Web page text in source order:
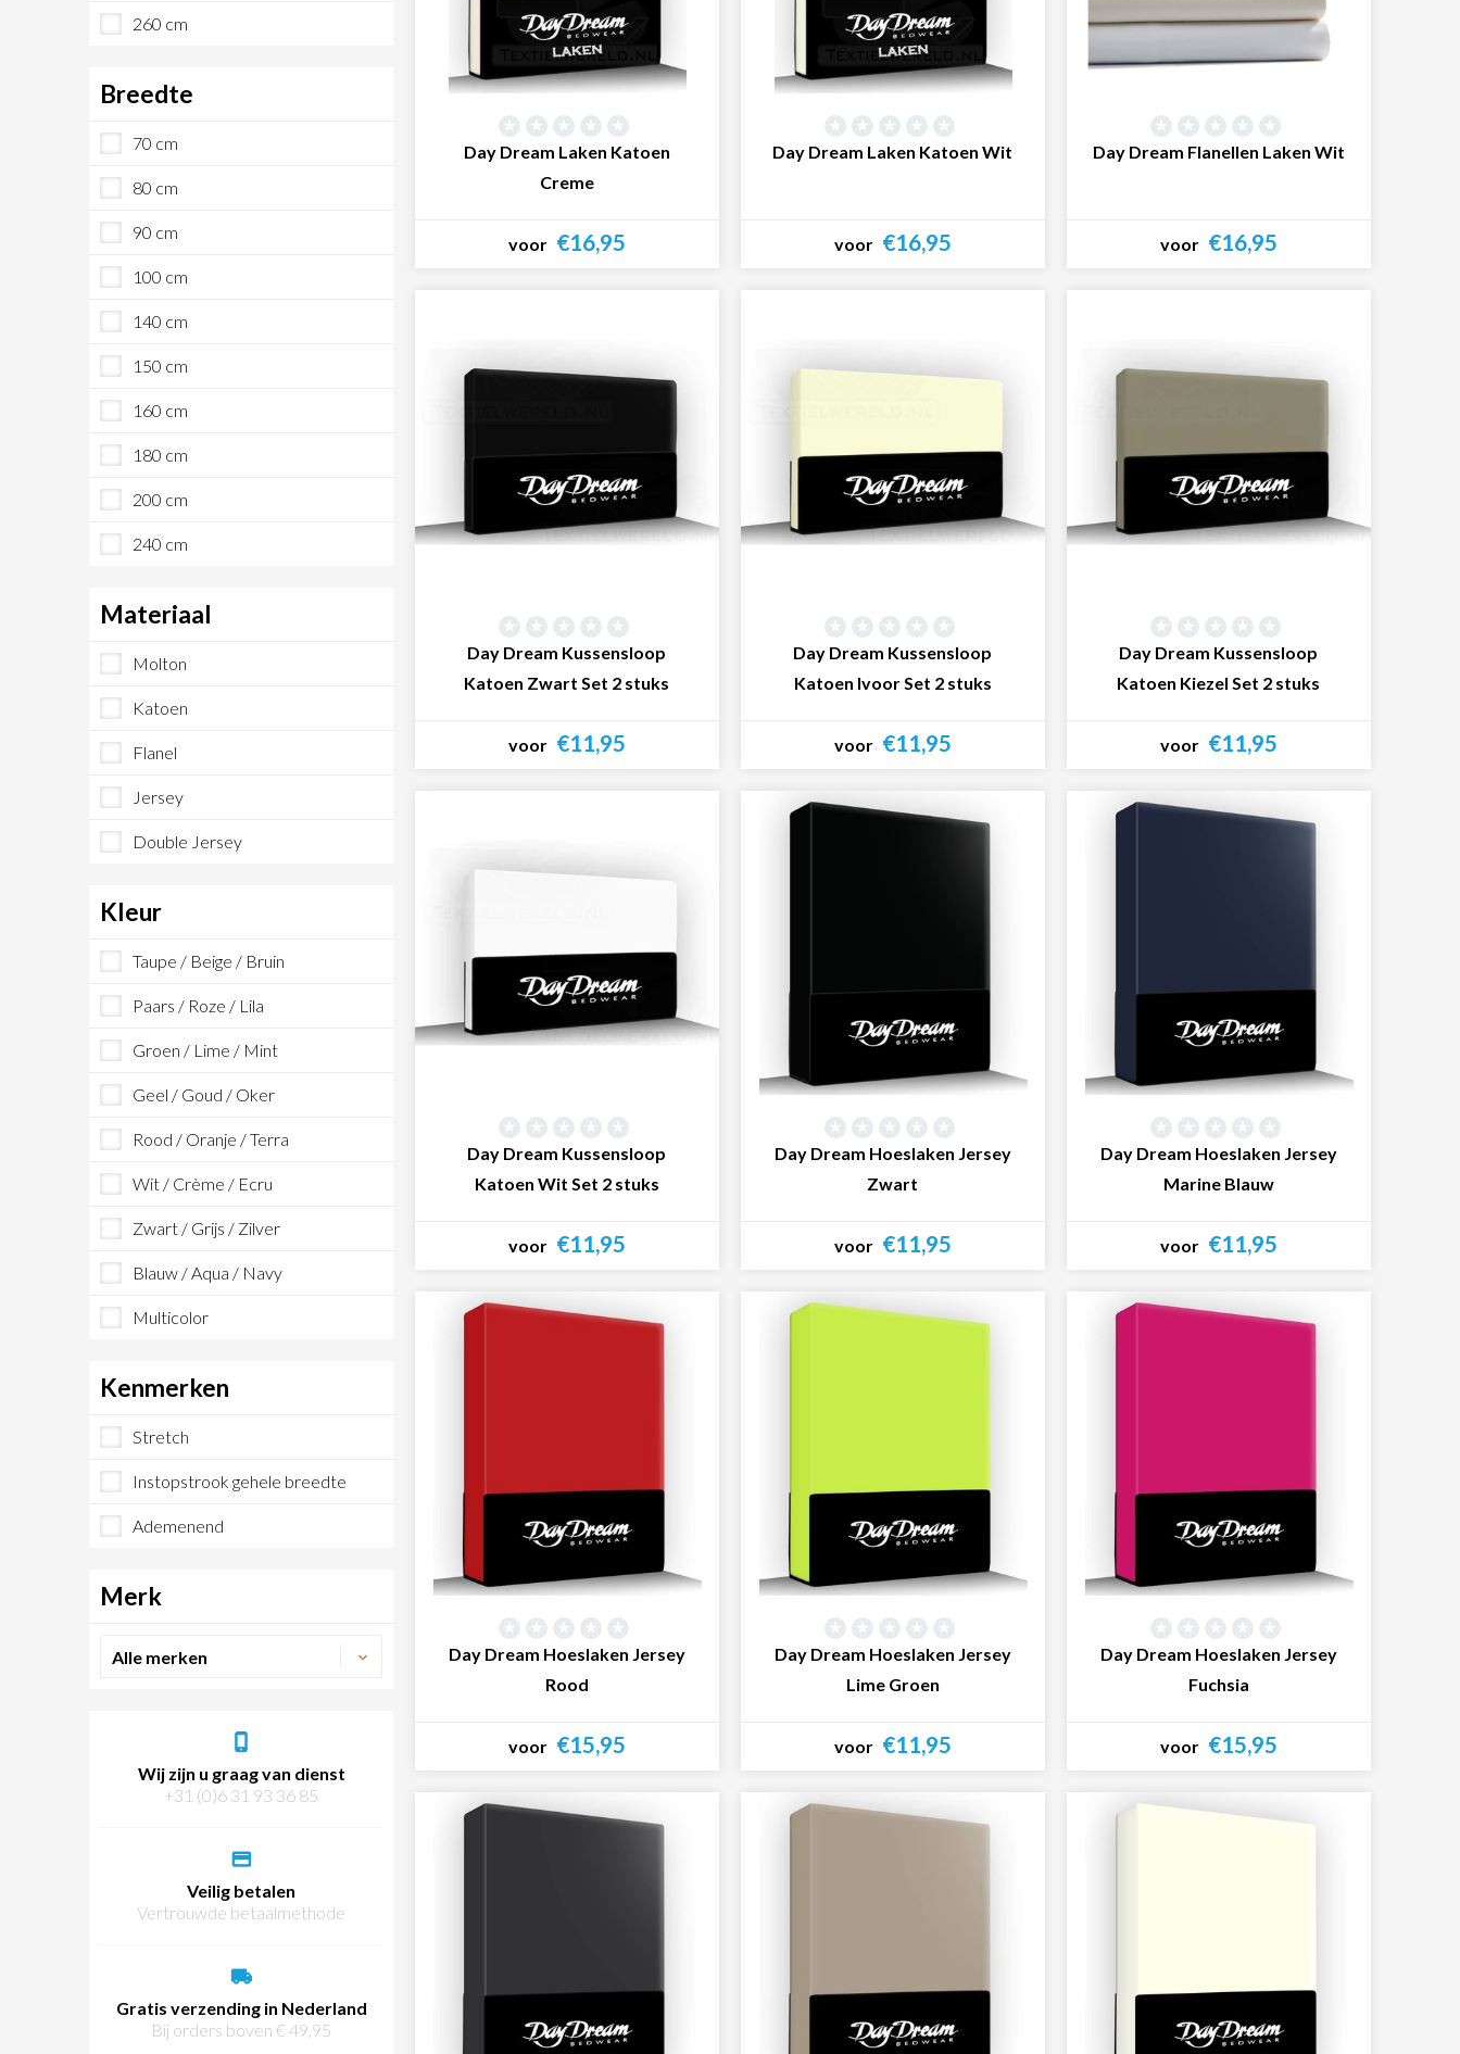
260 cm
Breedte
70 cm
80 cm
90 cm
100 cm
140 cm
150 cm
160 cm
180 cm
200 cm
240 cm
Materiaal
Molton
Katoen
Flanel
Jersey
Double Jersey
Kleur
Taupe / Beige / Bruin
Paars / Roze / Lila
Groen / Lime / Mint
Geel / Goud / Oker
Rood / Oranje / Terra
Wit / Crème / Ecru
Zwart / Grijs / Zilver
Blauw / Aqua / Navy
Multicolor
Kenmerken
Stretch
Instopstrook gehele breedte
Ademenend
Merk
Wij zijn u graag van dienst
+31 (0)6 31 93 36 85
Veilig betalen
Vertrouwde betaalmethode
Gratis verzending in Nederland
Bij orders boven € 49,95
Day Dream Laken Katoen
Creme
voor €16,95
Day Dream Laken Katoen Wit
voor €16,95
Day Dream Flanellen Laken Wit
voor €16,95
Day Dream Kussensloop
Katoen Zwart Set 2 stuks
voor €11,95
Day Dream Kussensloop
Katoen Ivoor Set 2 stuks
voor €11,95
Day Dream Kussensloop
Katoen Kiezel Set 2 stuks
voor €11,95
Day Dream Kussensloop
Katoen Wit Set 2 stuks
voor €11,95
Day Dream Hoeslaken Jersey
Zwart
voor €11,95
Day Dream Hoeslaken Jersey
Marine Blauw
voor €11,95
Day Dream Hoeslaken Jersey
Rood
voor €15,95
Day Dream Hoeslaken Jersey
Lime Groen
voor €11,95
Day Dream Hoeslaken Jersey
Fuchsia
voor €15,95